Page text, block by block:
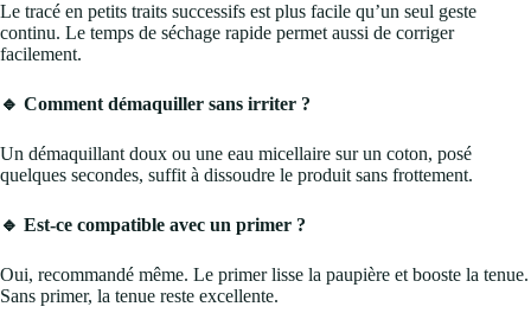
Le tracé en petits traits successifs est plus facile qu’un seul geste
continu. Le temps de séchage rapide permet aussi de corriger
facilement.
🔹 Comment démaquiller sans irriter ?
Un démaquillant doux ou une eau micellaire sur un coton, posé
quelques secondes, suffit à dissoudre le produit sans frottement.
🔹 Est-ce compatible avec un primer ?
Oui, recommandé même. Le primer lisse la paupière et booste la tenue.
Sans primer, la tenue reste excellente.